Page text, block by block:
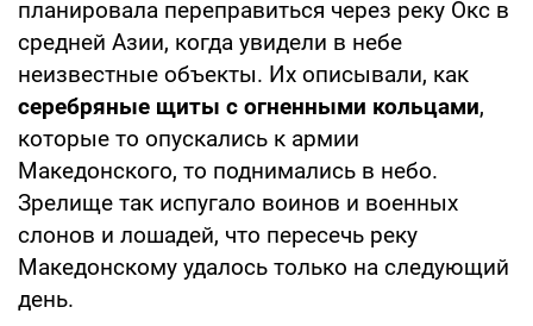
планировала переправиться через реку Окс в
средней Азии, когда увидели в небе
неизвестные объекты. Их описывали, как
серебряные щиты с огненными кольцами,
которые то опускались к армии
Македонского, то поднимались в небо.
Зрелище так испугало воинов и военных
слонов и лошадей, что пересечь реку
Македонскому удалось только на следующий
день.